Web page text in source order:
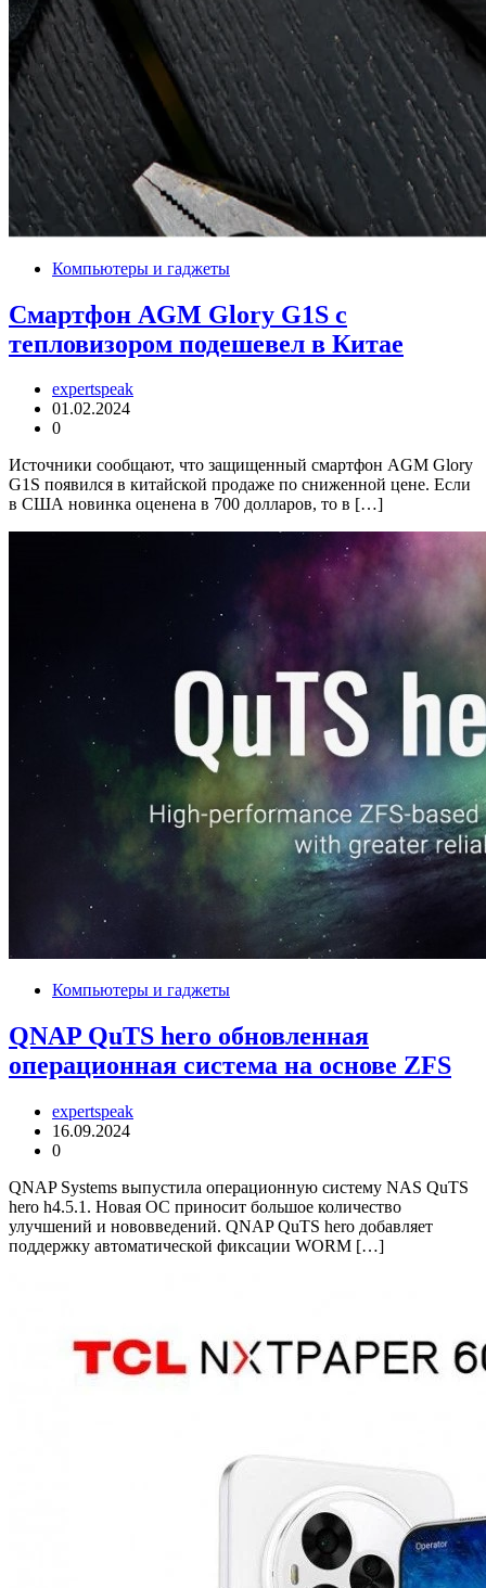
Компьютеры и гаджеты
Смартфон AGM Glory G1S с
тепловизором подешевел в Китае
expertspeak
01.02.2024
0
Источники сообщают, что защищенный смартфон AGM Glory
G1S появился в китайской продаже по сниженной цене. Если
в США новинка оценена в 700 долларов, то в […]
Компьютеры и гаджеты
QNAP QuTS hero обновленная
операционная система на основе ZFS
expertspeak
16.09.2024
0
QNAP Systems выпустила операционную систему NAS QuTS
hero h4.5.1. Новая ОС приносит большое количество
улучшений и нововведений. QNAP QuTS hero добавляет
поддержку автоматической фиксации WORM […]